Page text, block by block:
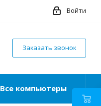
Войти
Заказать звонок
Все компьютеры